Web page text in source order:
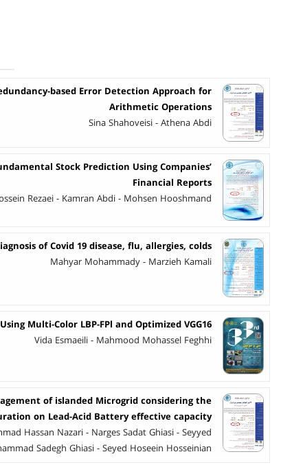
based Error Detection Approach for
Arithmetic Operations
Sina Shahoveisi - Athena Abdi
Stock Prediction Using Companies’
Financial Reports
Rezaei - Kamran Abdi - Mohsen Hooshmand
of Covid 19 disease, flu, allergies, colds
Mahyar Mohammady - Marzieh Kamali
Multi-Color LBP-FPl and Optimized VGG16
Vida Esmaeili - Mahmood Mohassel Feghhi
of islanded Microgrid considering the
on Lead-Acid Battery effective capacity
Hassan Nazari - Narges Sadat Ghiasi - Seyyed
Sadegh Ghiasi - Seyed Hoseein Hosseinian